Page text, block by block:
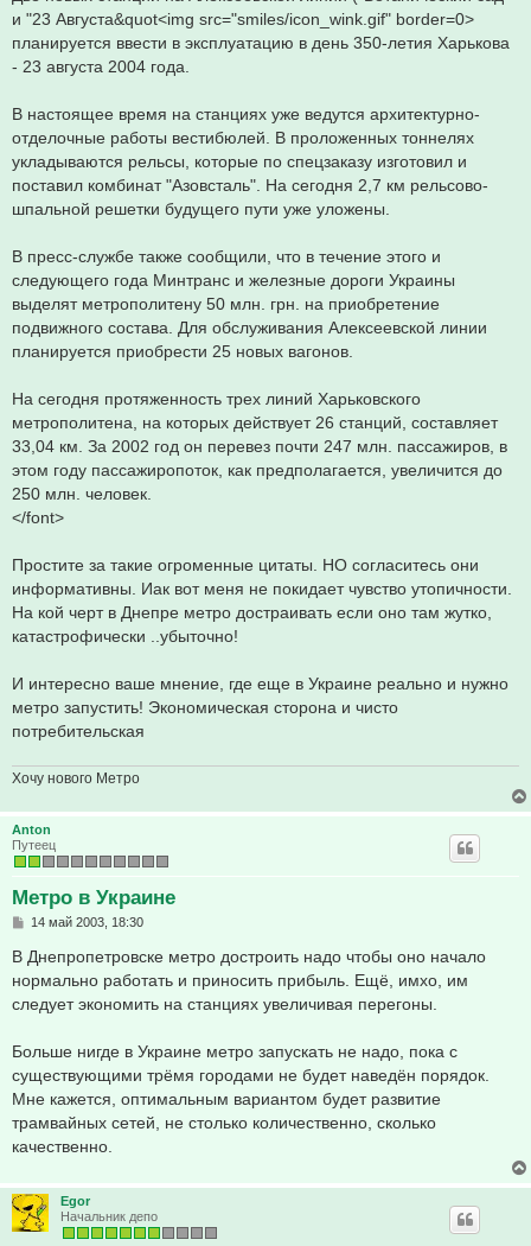
и "23 Августа&quot<img src="smiles/icon_wink.gif" border=0>
планируется ввести в эксплуатацию в день 350-летия Харькова
- 23 августа 2004 года.
В настоящее время на станциях уже ведутся архитектурно-
отделочные работы вестибюлей. В проложенных тоннелях
укладываются рельсы, которые по спецзаказу изготовил и
поставил комбинат "Азовсталь". На сегодня 2,7 км рельсово-
шпальной решетки будущего пути уже уложены.
В пресс-службе также сообщили, что в течение этого и
следующего года Минтранс и железные дороги Украины
выделят метрополитену 50 млн. грн. на приобретение
подвижного состава. Для обслуживания Алексеевской линии
планируется приобрести 25 новых вагонов.
На сегодня протяженность трех линий Харьковского
метрополитена, на которых действует 26 станций, составляет
33,04 км. За 2002 год он перевез почти 247 млн. пассажиров, в
этом году пассажиропоток, как предполагается, увеличится до
250 млн. человек.
</font>
Простите за такие огроменные цитаты. НО согласитесь они
информативны. Иак вот меня не покидает чувство утопичности.
На кой черт в Днепре метро достраивать если оно там жутко,
катастрофически ..убыточно!
И интересно ваше мнение, где еще в Украине реально и нужно
метро запустить! Экономическая сторона и чисто
потребительская
Хочу нового Метро
Anton
Путеец
Метро в Украине
С
о
б
щ
н
14 май 2003, 18:30
В Днепропетровске метро достроить надо чтобы оно начало
нормально работать и приносить прибыль. Ещё, имхо, им
следует экономить на станциях увеличивая перегоны.
Больше нигде в Украине метро запускать не надо, пока с
существующими трёмя городами не будет наведён порядок.
Мне кажется, оптимальным вариантом будет развитие
трамвайных сетей, не столько количественно, сколько
качественно.
Egor
Начальник депо